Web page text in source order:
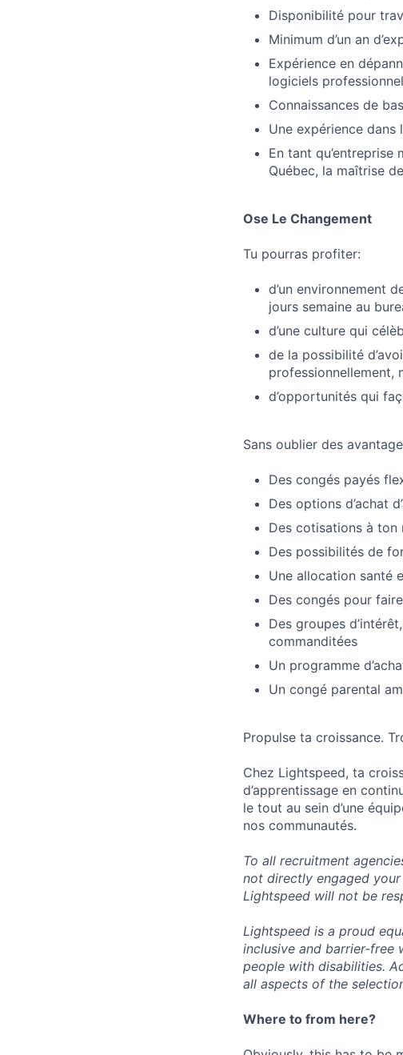
Disponibilité pour
Minimum d’un an
Expérience en
logiciels
Connaissances de
Une expérience
En tant
Québec, la maîtrise
Ose Le Changement
Tu pourras profiter:
d’un environnement
jours semaine au
d’une culture qui
de la possibilité
professionnellement,
d’opportunités qui
Sans oublier des
Des congés payés
Des options d’achat
Des cotisations à
Des possibilités de
Une allocation santé
Des congés pour
Des groupes
commanditées
Un programme
Un congé parental
Propulse ta croissance.
Chez Lightspeed, ta
d’apprentissage en
le tout au sein d’une
nos communautés.
To all recruitment
not directly engaged
Lightspeed will not be
Lightspeed is a proud
inclusive and barrier-free
people with disabilities.
all aspects of the
Where to from here?